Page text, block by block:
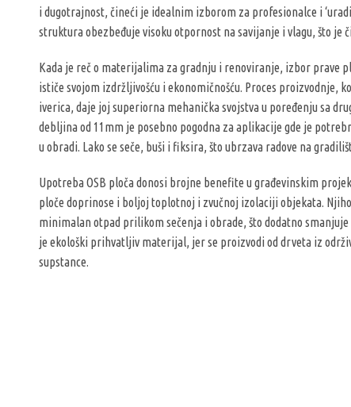
i dugotrajnost, čineći je idealnim izborom za profesionalce i
struktura obezbeđuje visoku otpornost na savijanje i vlagu, što je
Kada je reč o materijalima za gradnju i renoviranje, izbor prave
ističe svojom izdržljivošću i ekonomičnošću. Proces proizvodnje,
iverica, daje joj superiorna mehanička svojstva u poređenju sa
debljina od 11mm je posebno pogodna za aplikacije gde je
u obradi. Lako se seče, buši i fiksira, što ubrzava radove na
Upotreba OSB ploča donosi brojne benefite u građevinskim
ploče doprinose i boljoj toplotnoj i zvučnoj izolaciji objekata.
minimalan otpad prilikom sečenja i obrade, što dodatno smanjuje
je ekološki prihvatljiv materijal, jer se proizvodi od drveta iz
supstance.